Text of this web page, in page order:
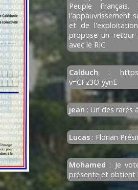
Peuple
l'appauvrissement
et de
propose un retour
avec le RIC.
Calduch : https://
v=CI-z3O-yynE
jean : Un des rares
Lucas : Florian
Mohamed : Je
présente et obtient